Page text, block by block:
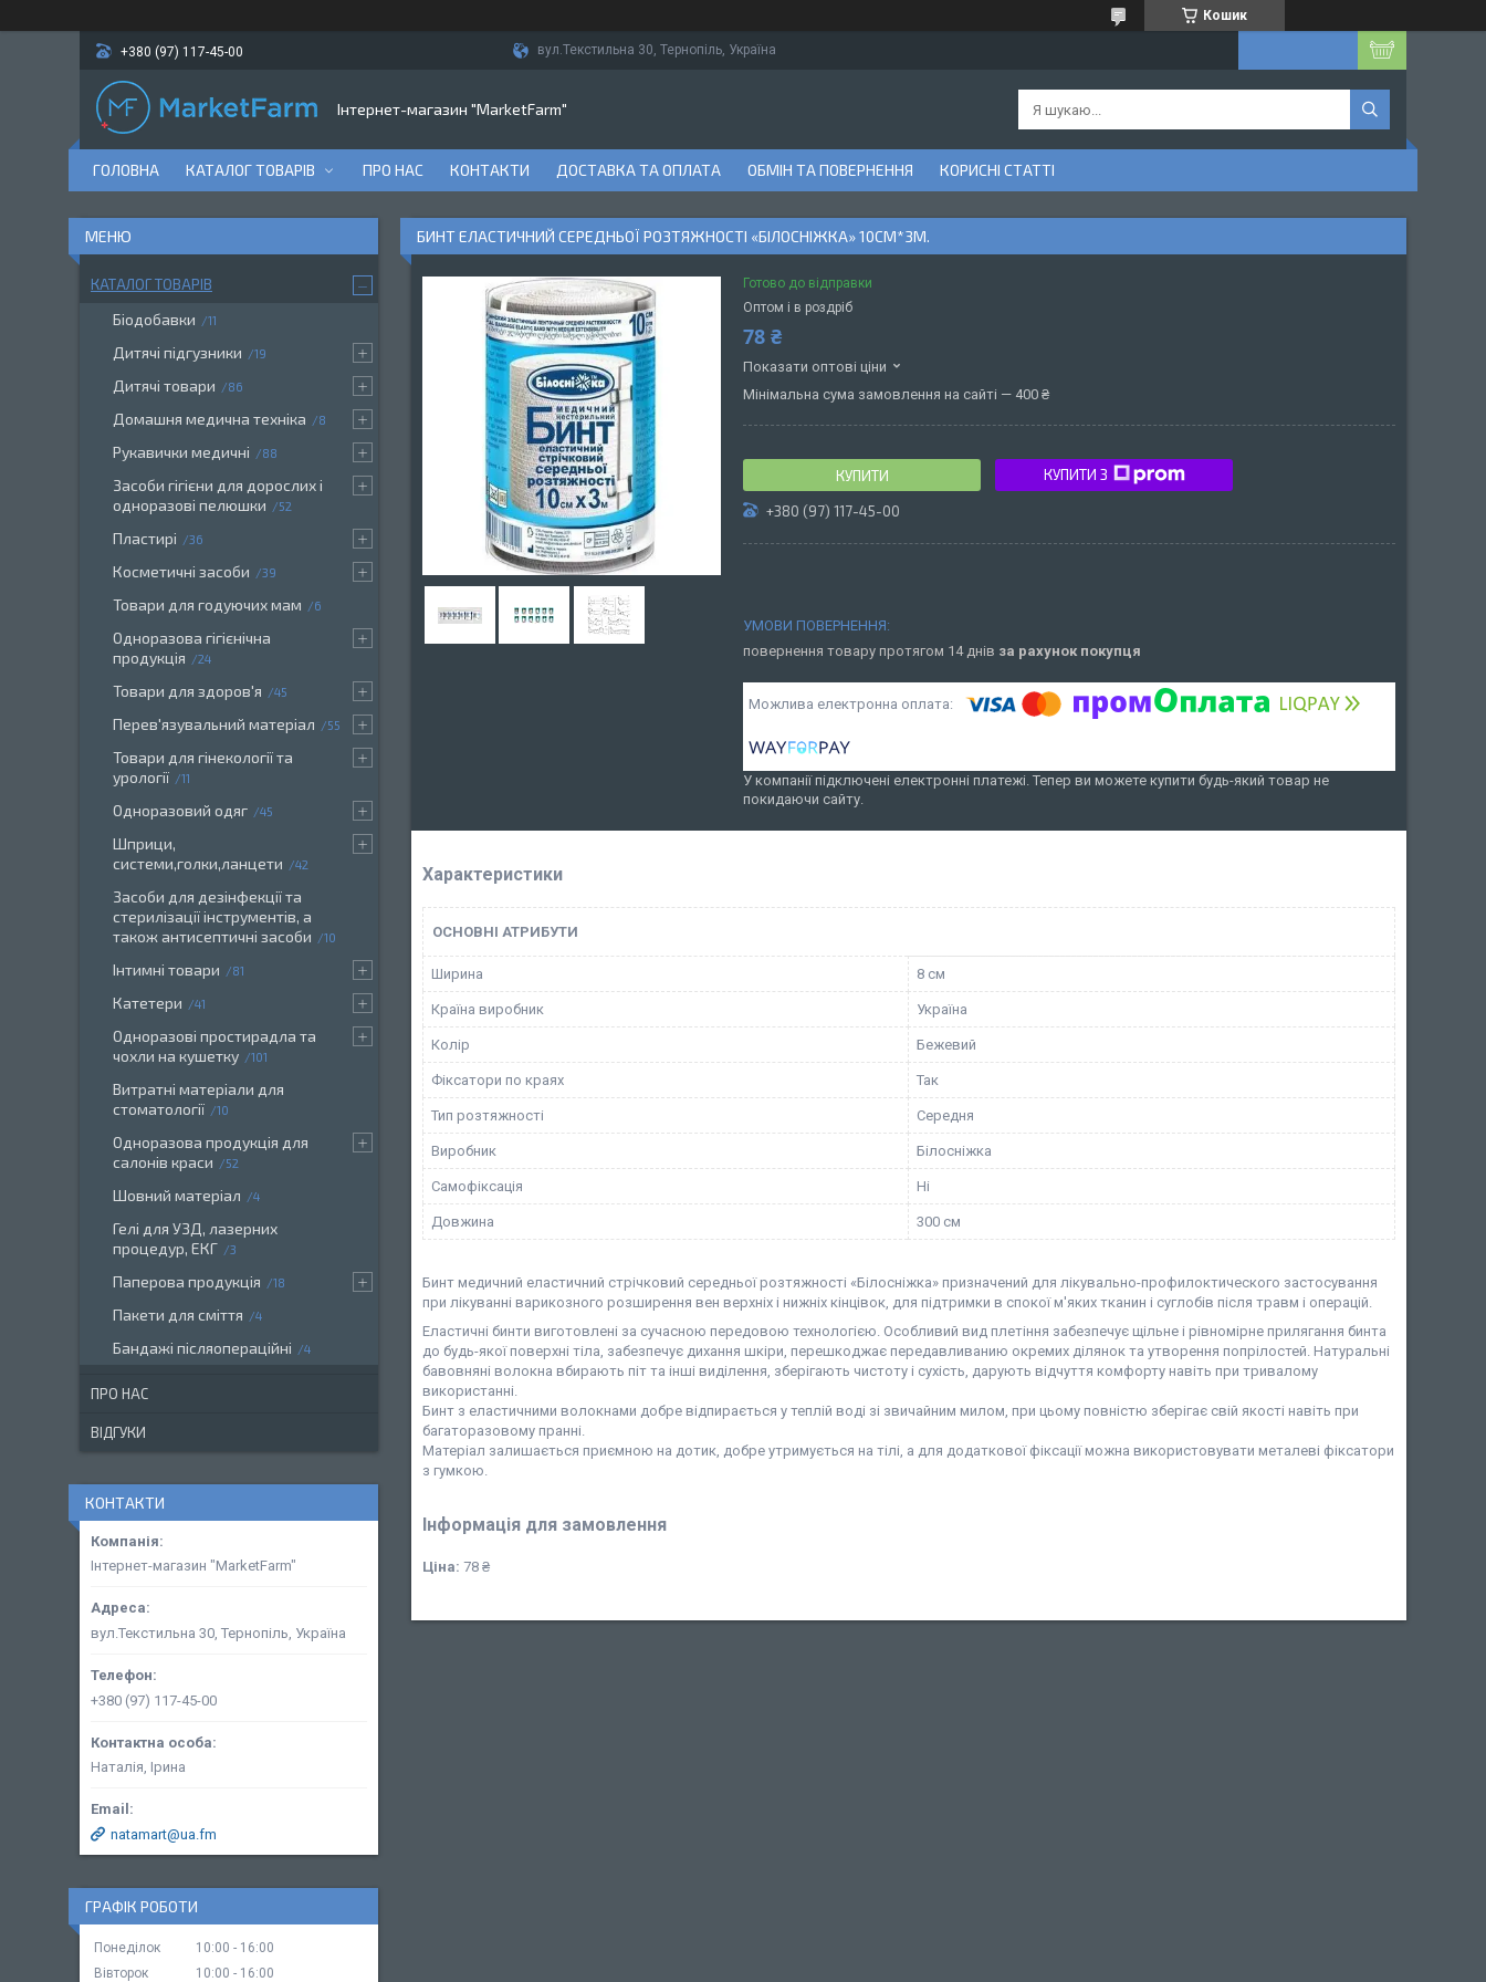
Кошик
+380 (97) 117-45-00 вул.Текстильна 30, Тернопіль, Україна
Інтернет-магазин "MarketFarm"
ГОЛОВНА КАТАЛОГ ТОВАРІВ ПРО НАС КОНТАКТИ ДОСТАВКА ТА ОПЛАТА ОБМІН ТА ПОВЕРНЕННЯ КОРИСНІ СТАТТІ
БИНТ ЕЛАСТИЧНИЙ СЕРЕДНЬОЇ РОЗТЯЖНОСТІ «БІЛОСНІЖКА» 10СМ*3М.
Готово до відправки
Оптом і в роздріб
78 ₴
Показати оптові ціни
Мінімальна сума замовлення на сайті — 400 ₴
КУПИТИ КУПИТИ З
+380 (97) 117-45-00
повернення товару протягом 14 днів за рахунок покупця
У компанії підключені електронні платежі. Тепер ви можете купити будь-який товар не
покидаючи сайту.
Характеристики
ОСНОВНІ АТРИБУТИ
Ширина 8 см
Країна виробник Україна
Колір Бежевий
Фіксатори по краях Так
Тип розтяжності Середня
Виробник Білосніжка
Самофіксація Ні
Довжина 300 см
Бинт медичний еластичний стрічковий середньої розтяжності «Білосніжка» призначений для лікувально-профилоктического застосування
при лікуванні варикозного розширення вен верхніх і нижніх кінцівок, для підтримки в спокої м'яких тканин і суглобів після травм і операцій.
Еластичні бинти виготовлені за сучасною передовою технологією. Особливий вид плетіння забезпечує щільне і рівномірне прилягання бинта
до будь-якої поверхні тіла, забезпечує дихання шкіри, перешкоджає передавливанию окремих ділянок та утворення попрілостей. Натуральні
бавовняні волокна вбирають піт та інші виділення, зберігають чистоту і сухість, дарують відчуття комфорту навіть при тривалому
використанні.
Бинт з еластичними волокнами добре відпирається у теплій воді зі звичайним милом, при цьому повністю зберігає свій якості навіть при
багаторазовому пранні.
Матеріал залишається приємною на дотик, добре утримується на тілі, а для додаткової фіксації можна використовувати металеві фіксатори
з гумкою.
Інформація для замовлення
Ціна: 78 ₴
КАТАЛОГ ТОВАРІВ
Біодобавки 11
Дитячі підгузники 19
Дитячі товари 86
Домашня медична техніка 8
Рукавички медичні 88
Засоби гігієни для дорослих і
одноразові пелюшки
52
Пластирі 36
Косметичні засоби 39
Товари для годуючих мам 6
Одноразова гігієнічна
продукція
24
Товари для здоров'я 45
Перев'язувальний матеріал 55
Товари для гінекології та
урології
11
Одноразовий одяг 45
Шприци,
системи,голки,ланцети
42
Засоби для дезінфекції та
стерилізації інструментів, а
також антисептичні засоби
10
Інтимні товари 81
Катетери 41
Одноразові простирадла та
чохли на кушетку
101
Витратні матеріали для
стоматології
10
Одноразова продукція для
салонів краси
52
Шовний матеріал 4
Гелі для УЗД, лазерних
процедур, ЕКГ
3
Паперова продукція 18
Пакети для сміття 4
Бандажі післяопераційні 4
ПРО НАС
ВІДГУКИ
КОНТАКТИ
Інтернет-магазин "MarketFarm"
вул.Текстильна 30, Тернопіль, Україна
+380 (97) 117-45-00
Наталія, Ірина
natamart@ua.fm
ГРАФІК РОБОТИ
Понеділок 10:00
16:00
Вівторок
10:00 16:00